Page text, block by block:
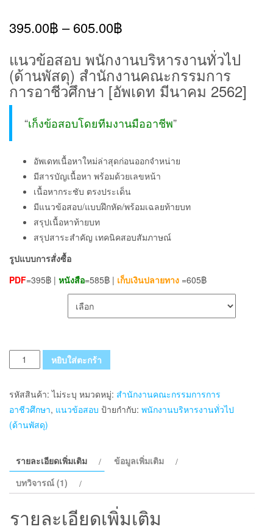
คะแนนเต็ม
บนการให้
395.00฿ –605.00฿
แนวข้อสอบ พนักงานบริหารงานทั่วไป
(ด้านพัสดุ) สำนักงานคณะกรรมการ
การอาชีวศึกษา [อัพเดท มีนาคม 2562]
“เก็งข้อสอบโดยทีมงานมืออาชีพ”
อัพเดทเนื้อหาใหม่ล่าสุดก่อนออกจำหน่าย
มีสารบัญเนื้อหา พร้อมด้วยเลขหน้า
เนื้อหากระชับ ตรงประเด็น
มีแนวข้อสอบ/แบบฝึกหัด/พร้อมเฉลยท้ายบท
สรุปเนื้อหาท้ายบท
สรุปสาระสำคัญ เทคนิคสอบสัมภาษณ์
รูปแบบการสั่งซื้อ
PDF=395฿ | หนังสือ=585฿ | เก็บเงินปลายทาง =605฿
จำนวน
แนว
พนักงาน
บริหาร
งาน
(ด้าน
พัสดุ)
สำนักงาน
กรรมการ
หยิบใส่ตะกร้า
รหัสสินค้า:ไม่ระบุ หมวดหมู่: สำนักงานคณะกรรมการการ
อาชีวศึกษา, แนวข้อสอบ ป้ายกำกับ: พนักงานบริหารงานทั่วไป
(ด้านพัสดุ)
รายละเอียดเพิ่มเติม
ข้อมูลเพิ่มเติม
บทวิจารณ์ (1)
รายละเอียดเพิ่มเติม